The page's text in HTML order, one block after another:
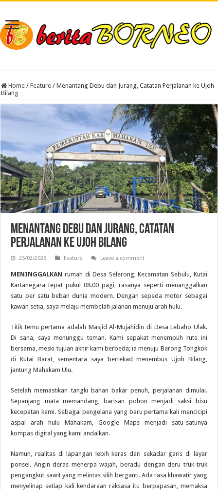
Home / Feature / Menantang Debu dan Jurang, Catatan Perjalanan ke Ujoh
Bilang
Menantang Debu dan Jurang, Catatan
Perjalanan ke Ujoh Bilang
25/02/2026 Feature Leave a comment
MENINGGALKAN rumah di Desa Selerong, Kecamatan Sebulu, Kutai
Kartanegara tepat pukul 08.00 pagi, rasanya seperti menanggalkan
satu per satu beban dunia modern. Dengan sepeda motor sebagai
kawan setia, saya melaju membelah jalanan menuju arah hulu.
Titik temu pertama adalah Masjid Al-Mujahidin di Desa Lebaho Ulak.
Di sana, saya menunggu teman. Kami sepakat menempuh rute ini
bersama, meski tujuan akhir kami berbeda; ia menuju Barong Tongkok
di Kutai Barat, sementara saya bertekad menembus Ujoh Bilang,
jantung Mahakam Ulu.
Setelah memastikan tangki bahan bakar penuh, perjalanan dimulai.
Sepanjang mata memandang, barisan pohon menjadi saksi bisu
kecepatan kami. Sebagai pengelana yang baru pertama kali mencicipi
aspal arah hulu Mahakam, Google Maps menjadi satu-satunya
kompas digital yang kami andalkan.
Namun, realitas di lapangan lebih keras dari sekadar garis di layar
ponsel. Angin deras menerpa wajah, beradu dengan deru truk-truk
pengangkut sawit yang melintas silih berganti. Ada rasa khawatir yang
menyelinap setiap kali kendaraan raksasa itu berpapasan, memaksa